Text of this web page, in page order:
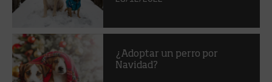
¿Adoptar un perro por
Navidad?